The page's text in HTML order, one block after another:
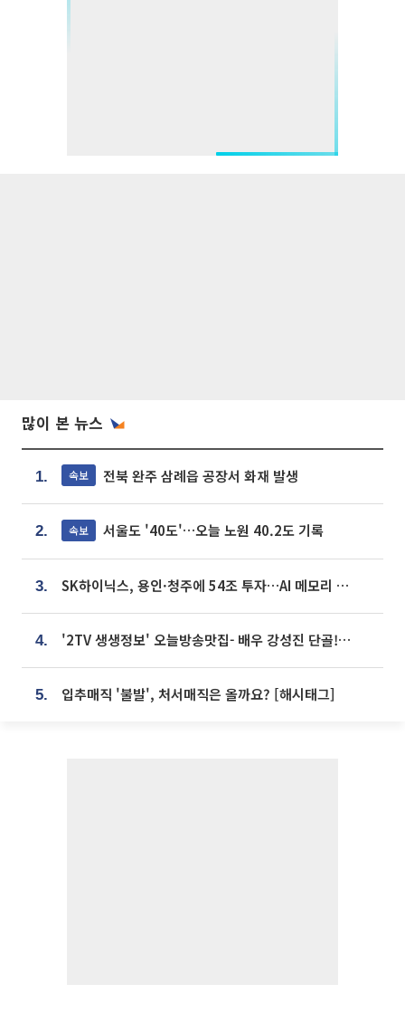
많이 본 뉴스
1. 속보 전북 완주 삼례읍 공장서 화재 발생
2. 속보 서울도 '40도'…오늘 노원 40.2도 기록
3. SK하이닉스, 용인·청주에 54조 투자…AI 메모리 생산기지 키운다
4. '2TV 생생정보' 오늘방송맛집- 배우 강성진 단골! 쌀국수ㆍ푸팟퐁 커리 맛집 '블○○○'
5. 입추매직 '불발', 처서매직은 올까요? [해시태그]